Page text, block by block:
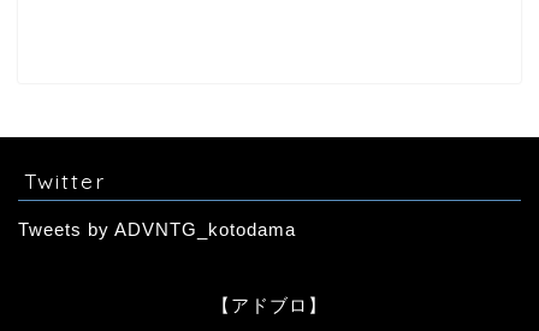
Twitter
Tweets by ADVNTG_kotodama
【アドブロ】